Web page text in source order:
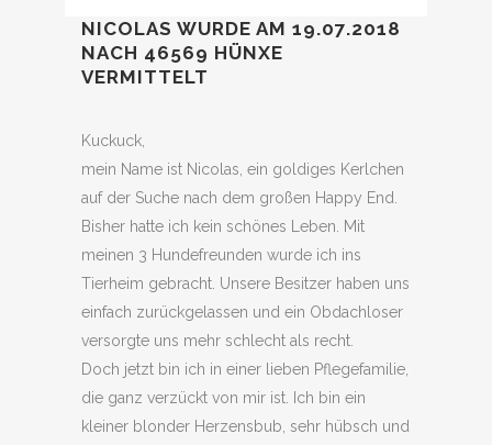
NICOLAS WURDE AM 19.07.2018
NACH 46569 HÜNXE
VERMITTELT
Kuckuck,
mein Name ist Nicolas, ein goldiges Kerlchen
auf der Suche nach dem großen Happy End.
Bisher hatte ich kein schönes Leben. Mit
meinen 3 Hundefreunden wurde ich ins
Tierheim gebracht. Unsere Besitzer haben uns
einfach zurückgelassen und ein Obdachloser
versorgte uns mehr schlecht als recht.
Doch jetzt bin ich in einer lieben Pflegefamilie,
die ganz verzückt von mir ist. Ich bin ein
kleiner blonder Herzensbub, sehr hübsch und